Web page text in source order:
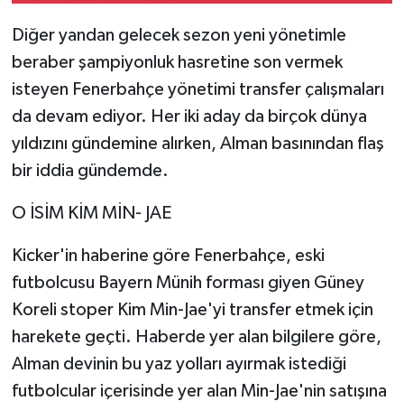
Diğer yandan gelecek sezon yeni yönetimle
beraber şampiyonluk hasretine son vermek
isteyen Fenerbahçe yönetimi transfer çalışmaları
da devam ediyor. Her iki aday da birçok dünya
yıldızını gündemine alırken, Alman basınından flaş
bir iddia gündemde.
O İSİM KİM MİN- JAE
Kicker'in haberine göre Fenerbahçe, eski
futbolcusu Bayern Münih forması giyen Güney
Koreli stoper Kim Min-Jae'yi transfer etmek için
harekete geçti. Haberde yer alan bilgilere göre,
Alman devinin bu yaz yolları ayırmak istediği
futbolcular içerisinde yer alan Min-Jae'nin satışına
Yeme-İçme